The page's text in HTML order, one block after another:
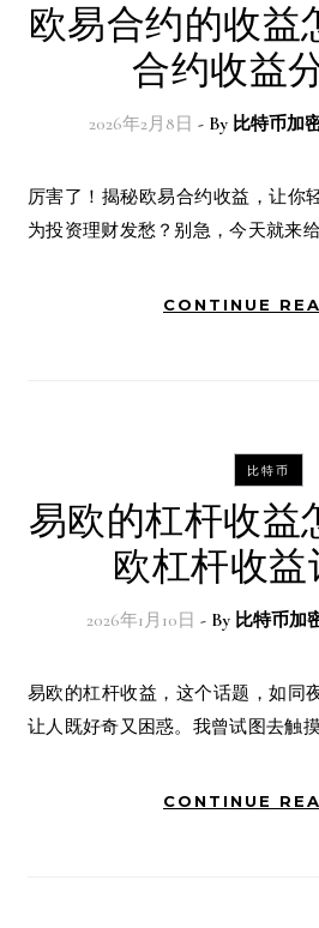
欧易合约的收益
合约收益
2026年2月8日 - By 比特币加
厉害了！揭秘欧易合约收益，让你轻松赚翻天！听说你还在
为投资理财发愁？别急，今天就来
CONTINUE
比特币
易欧的杠杆收益
欧杠杆收益
2026年1月10日 - By 比特币加
易欧的杠杆收益，这个话题，如同夜空中的一颗璀璨星辰，
让人既好奇又困惑。我曾试图去触
CONTINUE